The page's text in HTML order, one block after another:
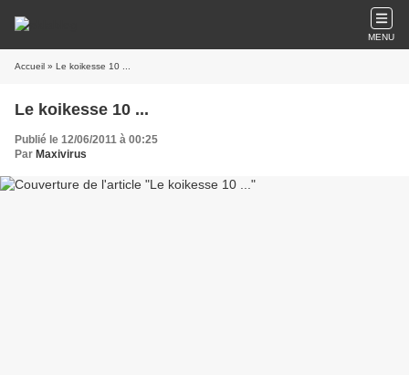
MENU
Accueil » Le koikesse 10 ...
Le koikesse 10 ...
Publié le 12/06/2011 à 00:25
Par Maxivirus